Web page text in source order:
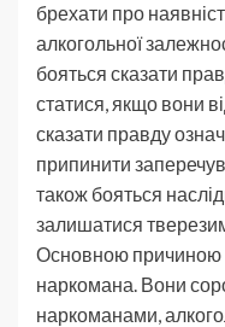
брехати про
алкогольної
бояться сказати
статися, якщо вони
сказати правду
припинити
також бояться
залишатися
Основною причиною
наркомана. Вони
наркоманами,